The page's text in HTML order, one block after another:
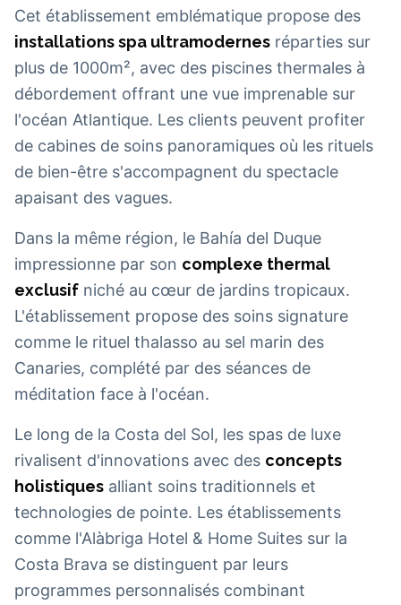
Cet établissement emblématique propose des
installations spa ultramodernes réparties sur
plus de 1000m², avec des piscines thermales à
débordement offrant une vue imprenable sur
l'océan Atlantique. Les clients peuvent profiter
de cabines de soins panoramiques où les rituels
de bien-être s'accompagnent du spectacle
apaisant des vagues.
Dans la même région, le Bahía del Duque
impressionne par son complexe thermal
exclusif niché au cœur de jardins tropicaux.
L'établissement propose des soins signature
comme le rituel thalasso au sel marin des
Canaries, complété par des séances de
méditation face à l'océan.
Le long de la Costa del Sol, les spas de luxe
rivalisent d'innovations avec des concepts
holistiques alliant soins traditionnels et
technologies de pointe. Les établissements
comme l'Alàbriga Hotel & Home Suites sur la
Costa Brava se distinguent par leurs
programmes personnalisés combinant